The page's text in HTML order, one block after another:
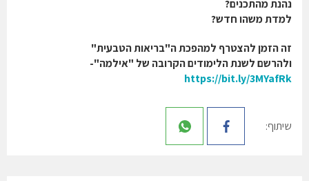
נהנת מהתכנים?
למדת משהו חדש?
זה הזמן להצטרף למהפכת ה"בריאות הטבעית"
ולהרשם לשנת הלימודים הקרובה של "אילמה"-
https://bit.ly/3MYafRk
שיתוף: